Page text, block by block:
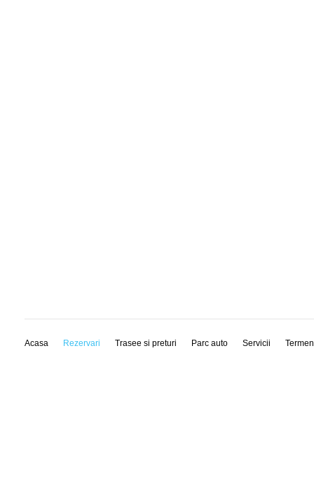
Acasa Rezervari Trasee si preturi Parc auto Servicii